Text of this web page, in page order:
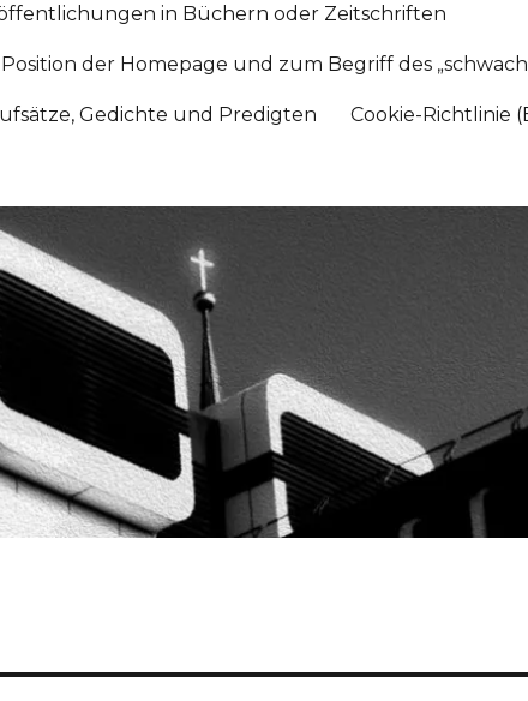
in Büchern oder Zeitschriften
der Homepage und zum Begriff des
Gedichte und Predigten Cookie-Richtlinie